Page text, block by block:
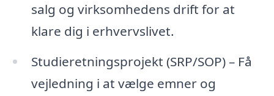
salg og virksomhedens drift for at
klare dig i erhvervslivet.
Studieretningsprojekt (SRP/SOP) – Få
vejledning i at vælge emner og